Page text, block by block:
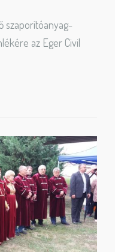
szaporítóanyag-
az Eger Civil